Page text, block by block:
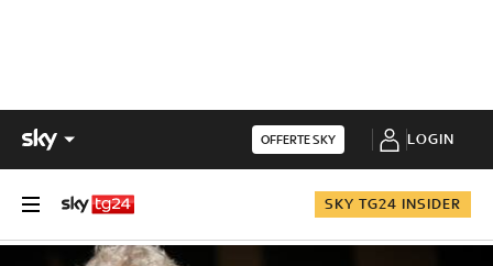
OFFERTE SKY LOGIN
SKY TG24 INSIDER